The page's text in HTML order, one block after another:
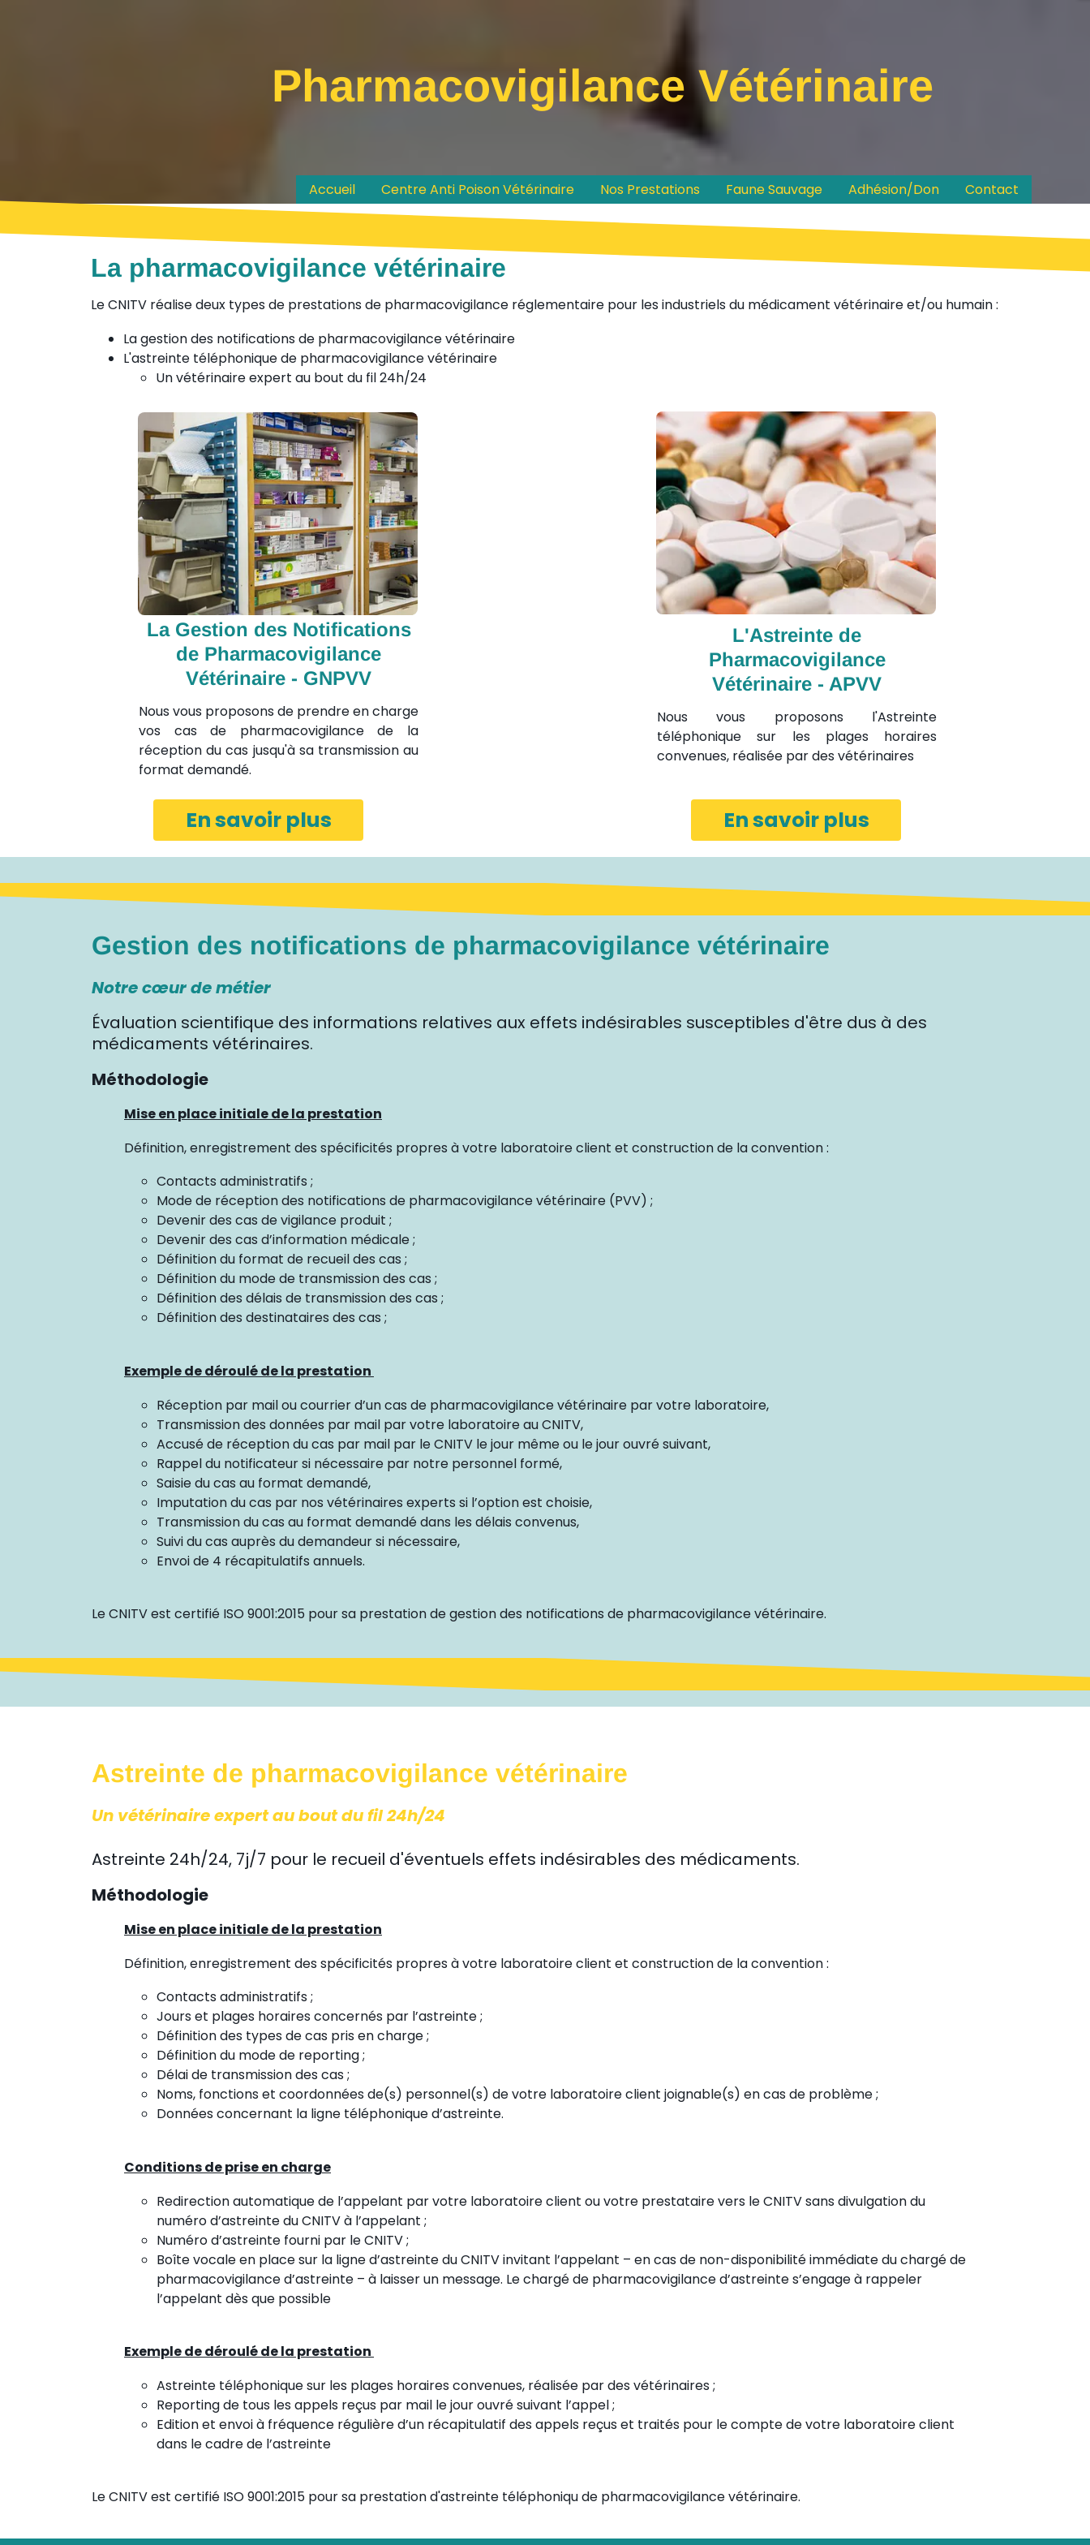
Pharmacovigilance Vétérinaire
Accueil Centre Anti Poison Vétérinaire Nos Prestations Faune Sauvage Adhésion/Don Contact
La pharmacovigilance vétérinaire
Le CNITV réalise deux types de prestations de pharmacovigilance réglementaire pour les industriels du médicament vétérinaire et/ou humain :
La gestion des notifications de pharmacovigilance vétérinaire
L'astreinte téléphonique de pharmacovigilance vétérinaire
Un vétérinaire expert au bout du fil 24h/24
La Gestion des Notifications
de Pharmacovigilance
Vétérinaire - GNPVV
Nous vous proposons de prendre en charge
vos cas de pharmacovigilance de la
réception du cas jusqu'à sa transmission au
format demandé.
L'Astreinte de
Pharmacovigilance
Vétérinaire - APVV
Nous vous proposons l'Astreinte
téléphonique sur les plages horaires
convenues, réalisée par des vétérinaires
En savoir plus En savoir plus
Gestion des notifications de pharmacovigilance vétérinaire
Notre cœur de métier
Évaluation scientifique des informations relatives aux effets indésirables susceptibles d'être dus à des
médicaments vétérinaires.
Méthodologie
Mise en place initiale de la prestation
Définition, enregistrement des spécificités propres à votre laboratoire client et construction de la convention :
Contacts administratifs ;
Mode de réception des notifications de pharmacovigilance vétérinaire (PVV) ;
Devenir des cas de vigilance produit ;
Devenir des cas d’information médicale ;
Définition du format de recueil des cas ;
Définition du mode de transmission des cas ;
Définition des délais de transmission des cas ;
Définition des destinataires des cas ;
Exemple de déroulé de la prestation
Réception par mail ou courrier d’un cas de pharmacovigilance vétérinaire par votre laboratoire,
Transmission des données par mail par votre laboratoire au CNITV,
Accusé de réception du cas par mail par le CNITV le jour même ou le jour ouvré suivant,
Rappel du notificateur si nécessaire par notre personnel formé,
Saisie du cas au format demandé,
Imputation du cas par nos vétérinaires experts si l’option est choisie,
Transmission du cas au format demandé dans les délais convenus,
Suivi du cas auprès du demandeur si nécessaire,
Envoi de 4 récapitulatifs annuels.
Le CNITV est certifié ISO 9001:2015 pour sa prestation de gestion des notifications de pharmacovigilance vétérinaire.
Astreinte de pharmacovigilance vétérinaire
Un vétérinaire expert au bout du fil 24h/24
Astreinte 24h/24, 7j/7 pour le recueil d'éventuels effets indésirables des médicaments.
Méthodologie
Mise en place initiale de la prestation
Définition, enregistrement des spécificités propres à votre laboratoire client et construction de la convention :
Contacts administratifs ;
Jours et plages horaires concernés par l’astreinte ;
Définition des types de cas pris en charge ;
Définition du mode de reporting ;
Délai de transmission des cas ;
Noms, fonctions et coordonnées de(s) personnel(s) de votre laboratoire client joignable(s) en cas de problème ;
Données concernant la ligne téléphonique d’astreinte.
Conditions de prise en charge
Redirection automatique de l’appelant par votre laboratoire client ou votre prestataire vers le CNITV sans divulgation du
numéro d’astreinte du CNITV à l’appelant ;
Numéro d’astreinte fourni par le CNITV ;
Boîte vocale en place sur la ligne d’astreinte du CNITV invitant l’appelant – en cas de non-disponibilité immédiate du chargé de
pharmacovigilance d’astreinte – à laisser un message. Le chargé de pharmacovigilance d’astreinte s’engage à rappeler
l’appelant dès que possible
Exemple de déroulé de la prestation
Astreinte téléphonique sur les plages horaires convenues, réalisée par des vétérinaires ;
Reporting de tous les appels reçus par mail le jour ouvré suivant l’appel ;
Edition et envoi à fréquence régulière d’un récapitulatif des appels reçus et traités pour le compte de votre laboratoire client
dans le cadre de l’astreinte
Le CNITV est certifié ISO 9001:2015 pour sa prestation d'astreinte téléphoniqu de pharmacovigilance vétérinaire.